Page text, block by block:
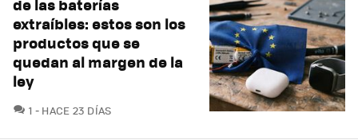
de las baterías
extraíbles: estos son los
productos que se
quedan al margen de la
ley
1 COMENTARIOS
HACE 23 DÍAS